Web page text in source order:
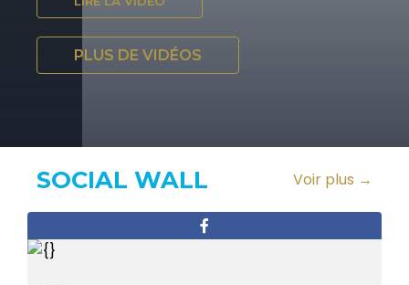
PLUS DE VIDÉOS
SOCIAL WALL Voir plus →